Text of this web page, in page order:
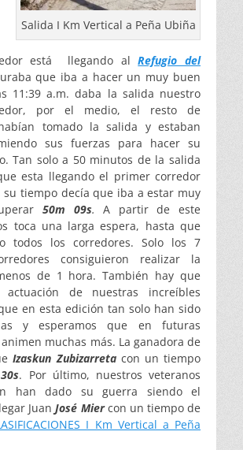
Salida I Km Vertical a Peña Ubiña
está llegando alRefugio del
que iba a hacer un muy buen
11:39 a.m. daba la salida nuestro
por el medio, el resto de
tomado la salida y estaban
sus fuerzas para hacer su
Tan solo a 50 minutos de la salida
esta llegando el primer corredor
su tiempo decía que iba a estar muy
50m 09s. A partir de este
toca una larga espera, hasta que
todos los corredores. Solo los 7
consiguieron realizar la
de 1 hora. También hay que
actuación de nuestras increíbles
en esta edición tan solo han sido
y esperamos que en futuras
muchas más. La ganadora de
Izaskun Zubizarretacon un tiempo
30s. Por último, nuestros veteranos
han dado su guerra siendo el
JuanJosé Miercon un tiempo de
I Km Vertical a Peña